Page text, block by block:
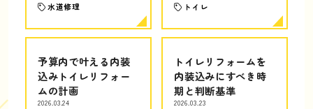
水道修理 トイレ
予算内で叶える内装
込みトイレリフォー
ムの計画
2026.03.24
トイレリフォームを
内装込みにすべき時
期と判断基準
2026.03.23